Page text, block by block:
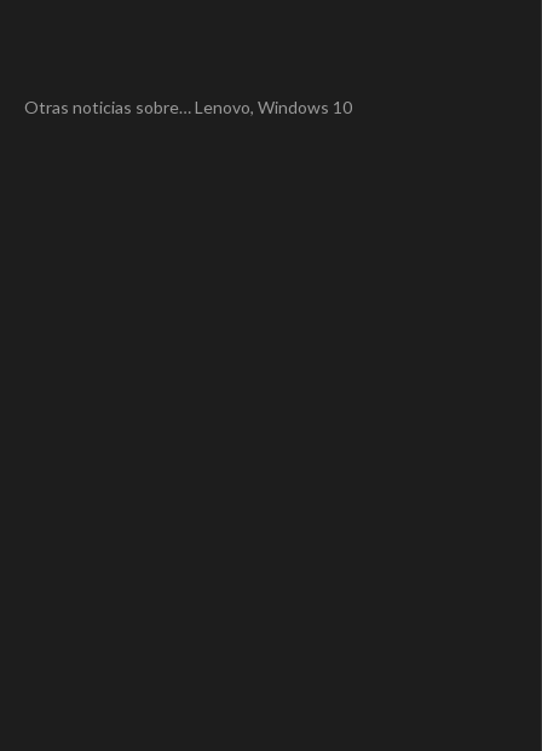
Otras noticias sobre… Lenovo, Windows 10